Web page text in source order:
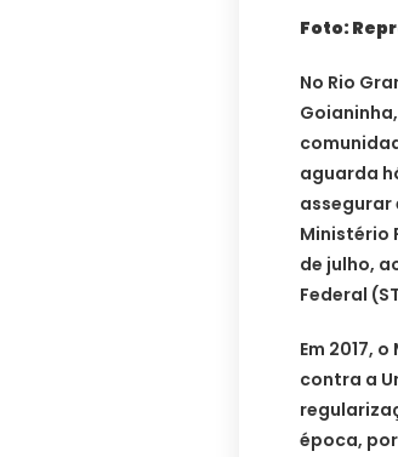
Foto:
No Rio
aguarda
assegurar
Ministério
de julho,
Federal
Em 2017,
contra a
época,